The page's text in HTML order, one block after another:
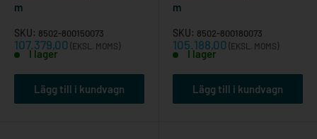
m
SKU: 8502-800150073
Reapris
107.379,00 (EKSL. MOMS)
I lager
Lägg till i kundvagn
m
SKU: 8502-800180073
Reapris
105.188,00 (EKSL. MOMS)
I lager
Lägg till i kundvagn